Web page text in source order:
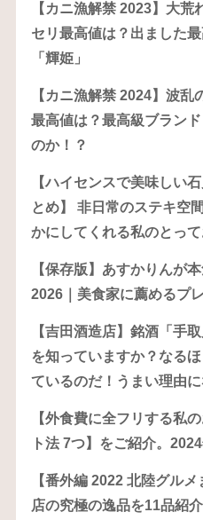
【カニ漁解禁 2023】大
セリ最高値は？出ました
「輝姫」
【カニ漁解禁 2024】波乱
最高値は？最高級ブラン
のか！？
【ハイセンスで美味しい
とめ】 非日常のステキ空
かにしてくれる私のとっ
【保存版】あすかりんが
2026｜美食家に薦めるプ
【吉田酒造店】銘酒「手
を知っていますか？なる
ているのだ！うまい理由に
【外食費に全フリする私
ト法 7つ】をご紹介。
【番外編 2022 北陸グル
店の究極の逸品を11品紹介